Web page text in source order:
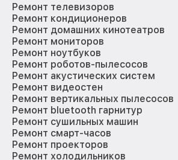
Ремонт телевизоров
Ремонт кондиционеров
Ремонт домашних кинотеатров
Ремонт мониторов
Ремонт ноутбуков
Ремонт роботов-пылесосов
Ремонт акустических систем
Ремонт видеостен
Ремонт вертикальных пылесосов
Ремонт bluetooth гарнитур
Ремонт сушильных машин
Ремонт смарт-часов
Ремонт проекторов
Ремонт холодильников